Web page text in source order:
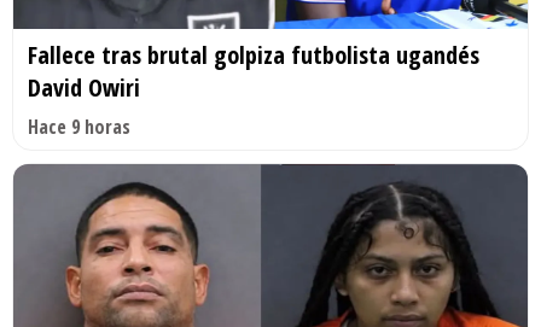
Fallece tras brutal golpiza futbolista ugandés
David Owiri
Hace 9 horas